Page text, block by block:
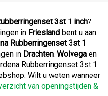
3st 1 inch?
in Friesland bent u aan
Rubberringenset 3st 1
in Drachten, Wolvega en
Rubberringenset 3st 1
Wilt u weten wanneer
van openingstijden &